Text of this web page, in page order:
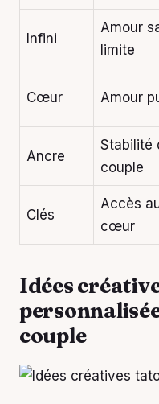
Infini
Amour
limite
Cœur Amour
Ancre
Stabilité
couple
Clés
Accès
cœur
Idées
couple